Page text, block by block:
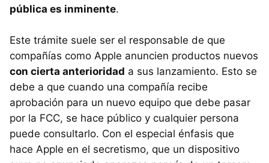
pública es inminente.
Este trámite suele ser el responsable de que
compañías como Apple anuncien productos nuevos
con cierta anterioridad a sus lanzamiento. Esto se
debe a que cuando una compañía recibe
aprobación para un nuevo equipo que debe pasar
por la FCC, se hace público y cualquier persona
puede consultarlo. Con el especial énfasis que
hace Apple en el secretismo, que un dispositivo